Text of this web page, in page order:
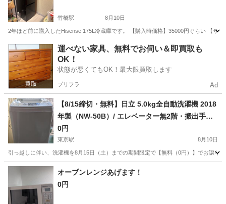
竹橋駅 8月10日
2年ほど前に購入したHisense 175L冷蔵庫です。 【購入時価格】35000円ぐらい 【
東京 千代田区 竹橋駅 キッチン家電 Hisense
運べない家具、無料でお伺い＆即買取も
OK！
状態が悪くてもOK！最大限買取します
プリフラ Ad
【8/15締切・無料】日立 5.0kg全自動洗濯機 2018
年製（NW-50B）/ エレベーター無2階・搬出手伝
い有 / 大阪市港区 朝潮橋
0円
東京駅 8月10日
引っ越しに伴い、洗濯機を8月15日（土）までの期間限定で【無料（0円）】でお譲り
東京 中央区 東京駅 生活家電
オーブンレンジあげます！
0円